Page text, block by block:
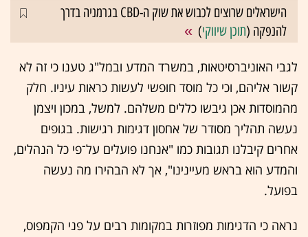
הישראלים שרוצים לכבוש את שוק ה-CBD בגרמניה בדרך
להנפקה (תוכן שיווקי)
לגבי האוניברסיטאות, במשרד המדע ובמל"ג טענו כי זה לא
קשור אליהם, וכי כל מוסד חופשי לעשות כראות עיניו. חלק
מהמוסדות אכן גיבשו כללים משלהם. למשל, במכון ויצמן
נעשה תהליך מסודר של אחסון דגימות רגישות. בגופים
אחרים קיבלנו תגובות כמו "אנחנו פועלים על־פי כל הנהלים,
והמדע הוא בראש מעיינינו", אך לא הבהירו מה נעשה
בפועל.
נראה כי הדגימות מפוזרות במקומות רבים על פני הקמפוס,